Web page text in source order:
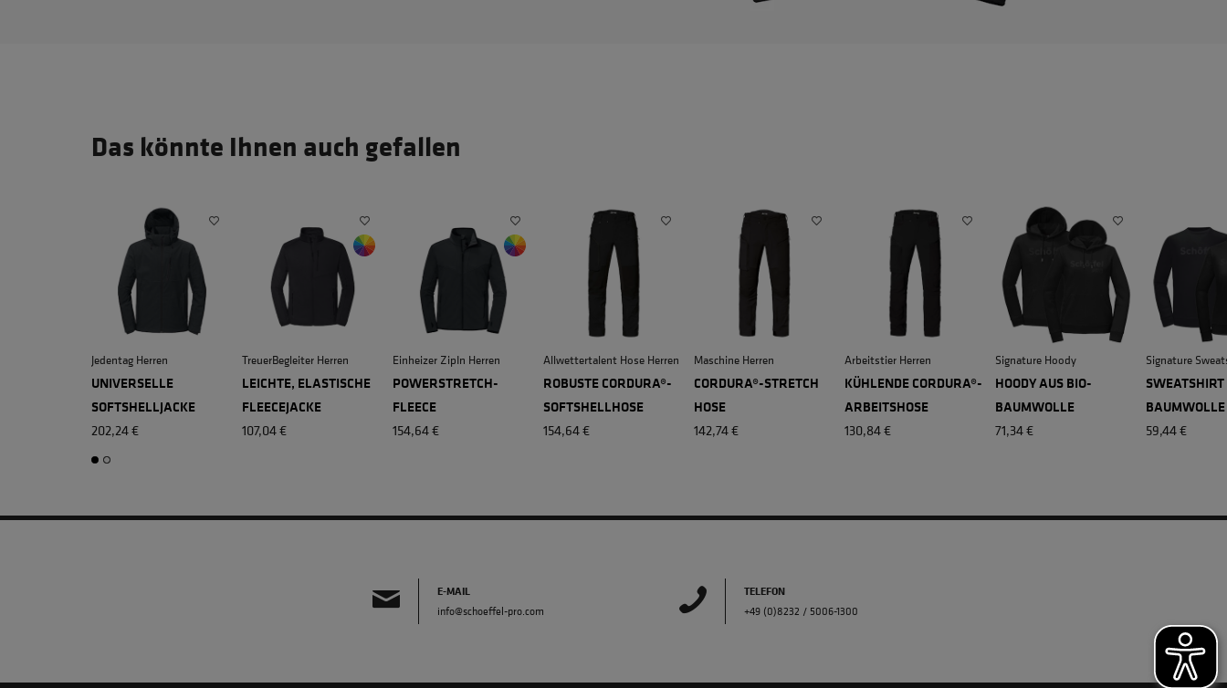
Das könnte Ihnen auch gefallen
Jedentag Herren
UNIVERSELLE
SOFTSHELLJACKE
202,24 €
TreuerBegleiter Herren
LEICHTE, ELASTISCHE
FLEECEJACKE
107,04 €
Einheizer ZipIn Herren
POWERSTRETCH-
FLEECE
154,64 €
Allwettertalent Hose Herren
ROBUSTE CORDURA®-
SOFTSHELLHOSE
154,64 €
Maschine Herren
CORDURA®-STRETCH
HOSE
142,74 €
Arbeitstier Herren
KÜHLENDE CORDURA®-
ARBEITSHOSE
130,84 €
Signature Hoody
HOODY AUS BIO-
BAUMWOLLE
71,34 €
Signature
BAUMWOLLE
59,44 €
E-MAIL
info@schoeffel-pro.com
TELEFON
+49 (0)8232 / 5006-1300